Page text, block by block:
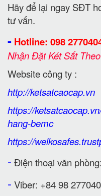
Hãy để lại ngay SĐT
tư vấn.
- Hotline: 098
Nhận Đặt Két Sắt
Website công ty :
http://ketsatcaocap.vn
https://
hang-bemc
https://
- Điện thoại văn
- Viber: +84 98